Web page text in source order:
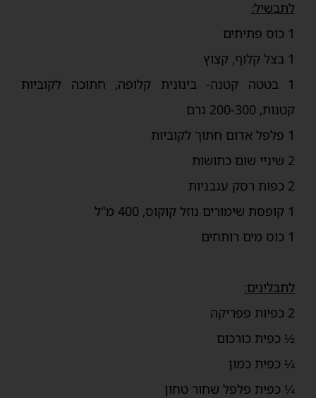
לתבשיל:
1 כוס פתיתים
1 בצל קלוף, קצוץ
1 בטטה קטנה- בינונית קלופה, חתוכה לקוביות
קטנות, 200-300 גרם
1 פלפל אדום חתוך לקוביות
2 שיניי שום כתושות
2 כפות רסק עגבניות
1 קופסת שימורים נוזל קוקוס, 400 מ"ל
1 כוס מים רותחים
לתבלינים:
2 כפיות פפריקה
½ כפית כורכום
¼ כפית כמון
¼ כפית פלפל שחור טחון